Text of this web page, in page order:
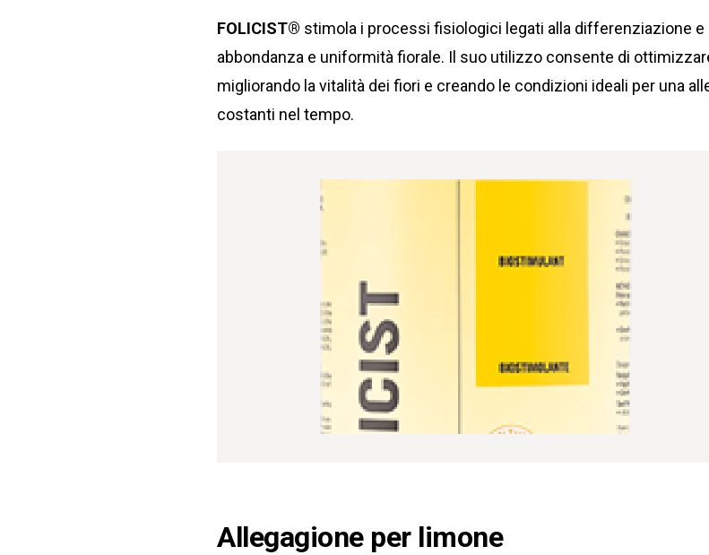
FOLICIST® stimola i processi fisiologici legati alla differenziazione e
abbondanza e uniformità fiorale. Il suo utilizzo consente di
migliorando la vitalità dei fiori e creando le condizioni ideali per una
costanti nel tempo.
Allegagione per limone